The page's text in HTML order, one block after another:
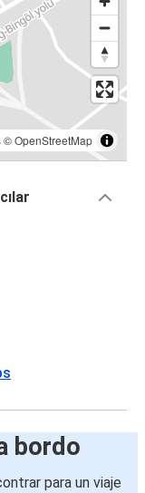
©OpenStreetMap
bordo
para un viaje